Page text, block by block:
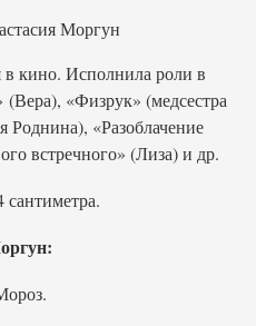
в кино. Исполнила роли в
«Физрук» (медсестра
«Разоблачение
встречного» (Лиза) и др.
сантиметра.